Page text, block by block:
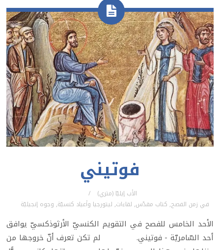
فوتيني
الأب إيليّا (متري)
في زمن الفصح, كتاب مقدّس, لقاءات, ليتورجيا وأعياد كنسيّة, وجوه إنجيليّة
الأحد الخامس للفصح في التقويم الكنسيّ الأرثوذكسيّ يوافق
أحد السّامريّة - فوتيني. لم تكن تعرف أنّ خروجها من